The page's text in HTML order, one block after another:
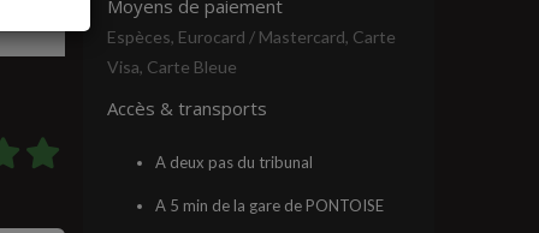
Moyens de paiement
Espèces, Eurocard / Mastercard, Carte
Visa, Carte Bleue
Accès & transports
A deux pas du tribunal
A 5 min de la gare de PONTOISE